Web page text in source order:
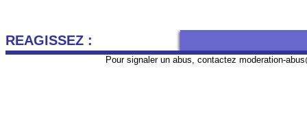
REAGISSEZ :
Pour signaler un abus, contactez moderation-